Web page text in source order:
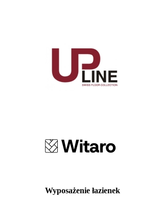
Wyposażenie łazienek